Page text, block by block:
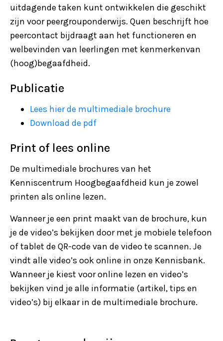
uitdagende taken kunt ontwikkelen die geschikt
zijn voor peergrouponderwijs. Quen beschrijft hoe
peercontact bijdraagt aan het functioneren en
welbevinden van leerlingen met kenmerkenvan
(hoog)begaafdheid.
Publicatie
Lees hier de multimediale brochure
Download de pdf
Print of lees online
De multimediale brochures van het
Kenniscentrum Hoogbegaafdheid kun je zowel
printen als online lezen.
Wanneer je een print maakt van de brochure, kun
je de video’s bekijken door met je mobiele telefoon
of tablet de QR-code van de video te scannen. Je
vindt alle video’s ook online in onze Kennisbank.
Wanneer je kiest voor online lezen en video’s
bekijken vind je alle informatie (artikel, tips en
video’s) bij elkaar in de multimediale brochure.